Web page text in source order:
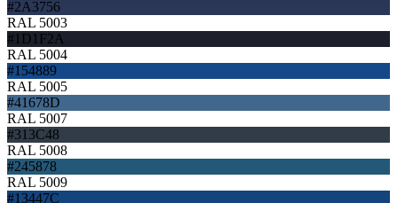
#2A3756
RAL 5003
#1D1F2A
RAL 5004
#154889
RAL 5005
#41678D
RAL 5007
#313C48
RAL 5008
#245878
RAL 5009
#13447C